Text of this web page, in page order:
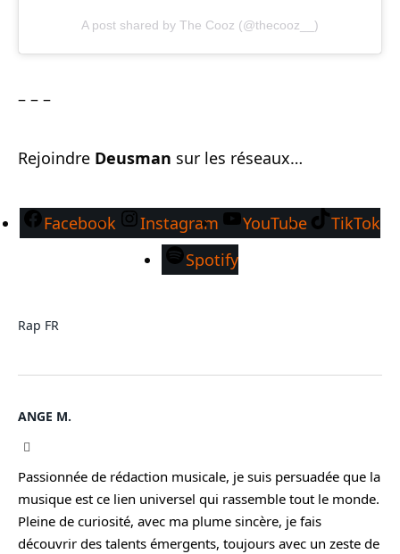
A post shared by The Cooz (@thecooz__)
– – –
Rejoindre Deusman sur les réseaux…
Facebook Instagram YouTube
TikTok
Spotify
Rap FR
ANGE M.
Passionnée de rédaction musicale, je suis persuadée que la
musique est ce lien universel qui rassemble tout le monde.
Pleine de curiosité, avec ma plume sincère, je fais
découvrir des talents émergents, toujours avec un zeste de